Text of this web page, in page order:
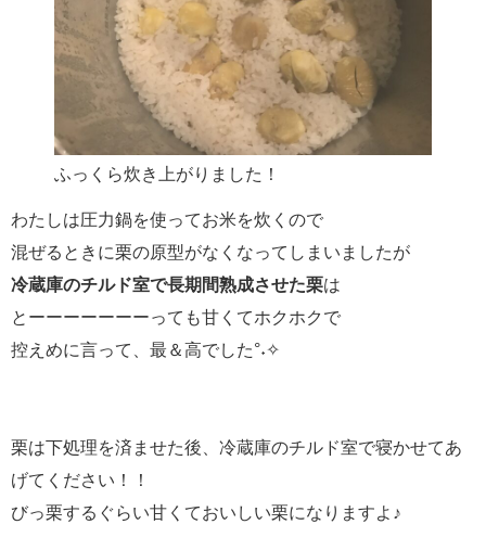
ふっくら炊き上がりました！
わたしは圧力鍋を使ってお米を炊くので
混ぜるときに栗の原型がなくなってしまいましたが
冷蔵庫のチルド室で長期間熟成させた栗は
とーーーーーーーっても甘くてホクホクで
控えめに言って、最＆高でした°˖✧
栗は下処理を済ませた後、冷蔵庫のチルド室で寝かせてあ
げてください！！
びっ栗するぐらい甘くておいしい栗になりますよ♪